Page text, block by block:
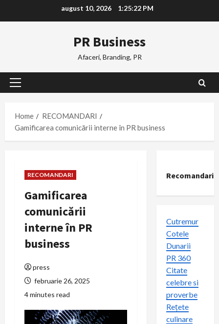
august 10, 2026 1:25:23 PM
PR Business
Afaceri, Branding, PR
Primary
Home
RECOMANDARI
Gamificarea comunicării interne în PR business
RECOMANDARI
Gamificarea
comunicării
interne în PR
business
press
februarie 26, 2025
4 minutes read
Recomandari
Cutremur
Cotele
Dunarii
PR 360
Citate
celebre si
proverbe
Rețete
culinare